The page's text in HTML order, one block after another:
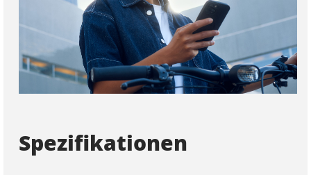
Spezifikationen